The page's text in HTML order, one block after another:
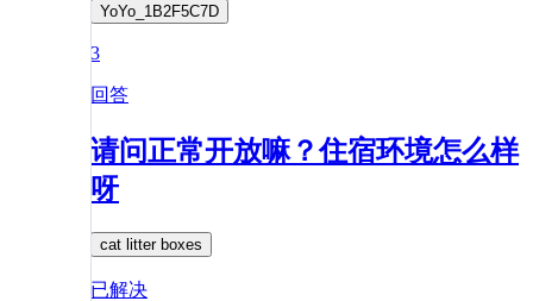
YoYo_1B2F5C7D
3
回答
请问正常开放嘛？住宿环境怎么样
呀
cat litter boxes
已解决